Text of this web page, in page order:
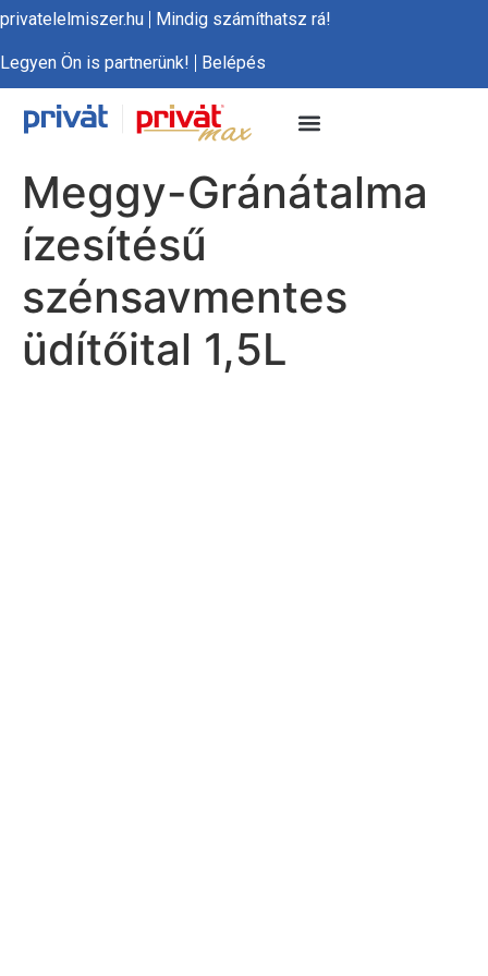
privatelelmiszer.hu Mindig számíthatsz rá!
Legyen Ön is partnerünk! Belépés
Meggy-Gránátalma
ízesítésű
szénsavmentes
üdítőital 1,5L